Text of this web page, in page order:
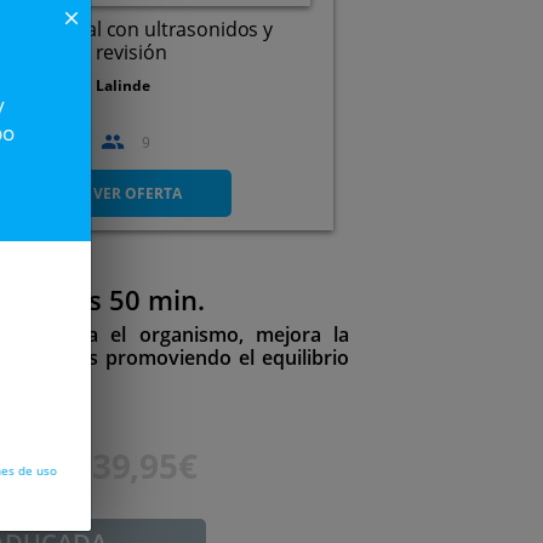
dental con ultrasonidos y
incluye revisión
Clínica Dental Lalinde
A Coruña 9
VER OFERTA
50 min.
Relaja el organismo, mejora la
promoviendo el equilibrio
close
de uso